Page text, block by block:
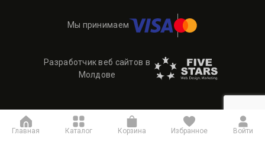
Мы принимаем
Разработчик веб сайтов в
Молдове
Главная Каталог Корзина Избранное Войти